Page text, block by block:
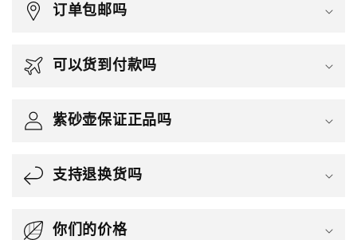
订单包邮吗
可以货到付款吗
紫砂壶保证正品吗
支持退换货吗
你们的价格